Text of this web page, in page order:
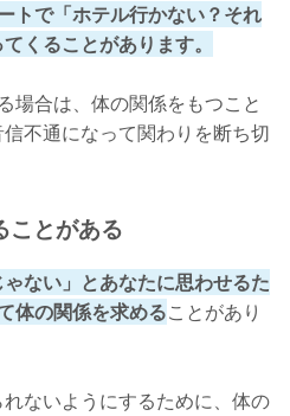
トで「ホテル行かない？それ
くることがあります。
場合は、体の関係をもつこと
不通になって関わりを断ち切
ことがある
ゃない」とあなたに思わせるた
体の関係を求めることがあり
ないようにするために、体の